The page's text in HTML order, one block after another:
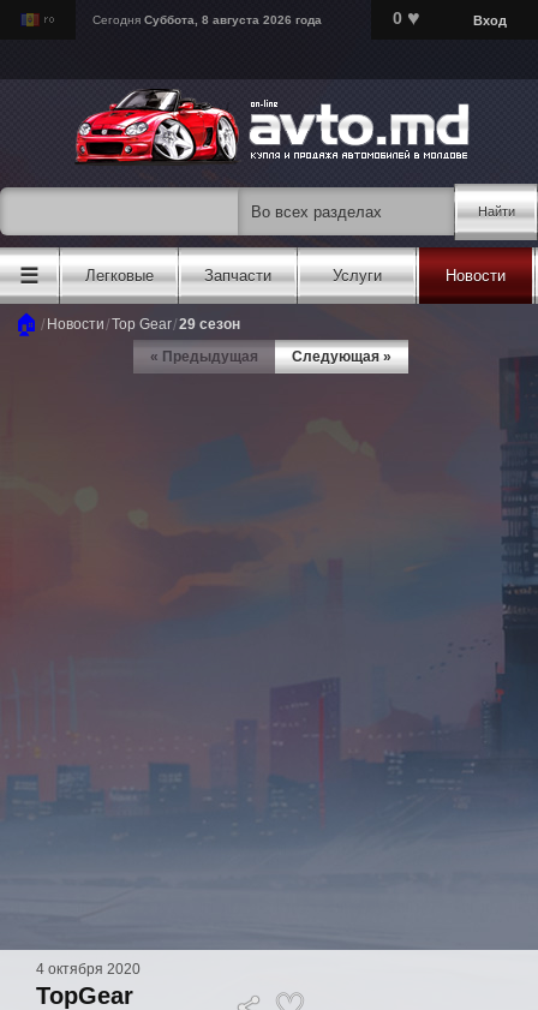
Сегодня Суббота, 8 августа 2026 года 0 ♥ Вход
Найти
☰ Легковые Запчасти Услуги Новости
🏠 / Новости/Top Gear/29 сезон
« Предыдущая
Следующая »
4 октября 2020
TopGear